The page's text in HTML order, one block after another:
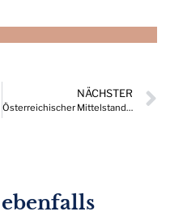
NÄCHSTER
Österreichischer Mittelstand: Konjunktur und Geschäftslage im Jahr 2025